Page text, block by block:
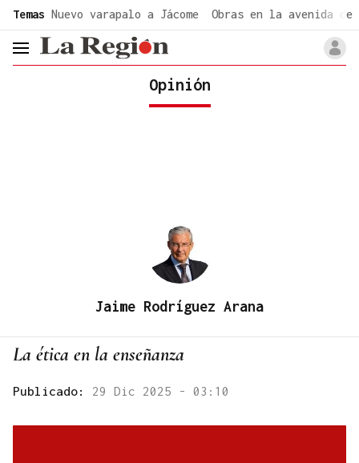
Temas Nuevo varapalo a Jácome Obras en la avenida de
header.menu.open
Opinión
Jaime Rodríguez Arana
La ética en la enseñanza
Publicado: 29 Dic 2025 - 03:10